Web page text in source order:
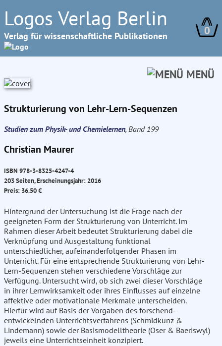
Logos Verlag Berlin
Verlag für wissenschaftliche Publikationen 0
MENÜ
Strukturierung von Lehr-Lern-Sequenzen
Studien zum Physik- und Chemielernen, Band 199
Christian Maurer
ISBN 978-3-8325-4247-4
203 Seiten, Erscheinungsjahr: 2016
Preis: 36.50 €
Hintergrund der Untersuchung ist die Frage nach der
geeigneten Form der Strukturierung von Unterricht. Im
Rahmen dieser Arbeit bedeutet Strukturierung dabei die
Verknüpfung und Ausgestaltung funktional
unterschiedlicher, aufeinanderfolgender Phasen im
Unterricht. Für eine entsprechende Strukturierung von Lehr-
Lern-Sequenzen stehen verschiedene Vorschläge zur
Verfügung. Untersucht wird, ob sich zwei dieser Vorschläge
in ihrer Lernwirksamkeit oder ihres Einflusses auf einzelne
affektive oder motivationale Merkmale unterscheiden.
Hierfür wird auf Basis der Vorgaben des forschend-
entwickelnden Unterrichtsverfahrens (Schmidkunz &
Lindemann) sowie der Basismodelltheorie (Oser & Baeriswyl)
jeweils eine Unterrichtseinheit konzipiert.